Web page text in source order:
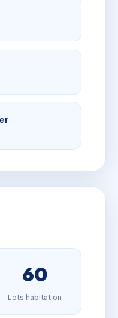
60
Lots habitation